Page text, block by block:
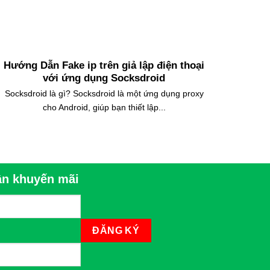
Hướng Dẫn Fake ip trên giả lập điện thoại
với ứng dụng Socksdroid
Socksdroid là gì? Socksdroid là một ứng dụng proxy
cho Android, giúp bạn thiết lập...
khuyến mãi